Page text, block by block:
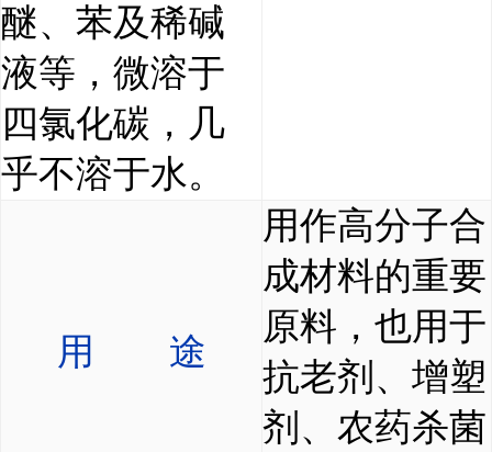
醚、苯及稀碱
液等，微溶于
四氯化碳，几
乎不溶于水。
用 途
用作高分子合
成材料的重要
原料，也用于
抗老剂、增塑
剂、农药杀菌